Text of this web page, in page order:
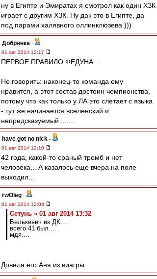
ну в Египте и Эмиратах я смотрел как один ХЗК
играет с другим ХЗК. Ну дак это в Египте, да
под парами халявного оллинклюзева )))
Добрянка -
01 авг 2014 12:17
ПЕРВОЕ ПРАВИЛО ФЕДУНА...
Не говорить: наконец-то команда ему
нравится, а этот состав достоин чемпионства,
потому что как только у ЛА это слетает с языка
- тут же начинается вселенский и
непредсказуемый .......
have got no nick -
01 авг 2014 12:10
42 года, какой-то сраный тромб и нет
человека... А казалось еще вчера на поле
выходил...
rwOleg -
01 авг 2014 12:08
Сетунь » 01 авг 2014 13:32
Белькевич из ДК....
всего 41 был....
мдя....
Довела его Аня из виагры